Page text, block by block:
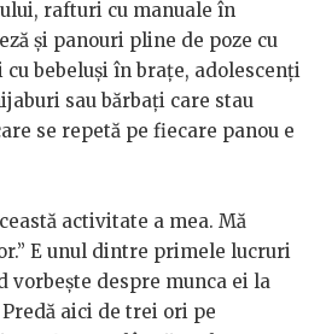
rafturi cu manuale în
și panouri pline de poze cu
bebeluși în brațe, adolescenți
sau bărbați care stau
se repetă pe fiecare panou e
activitate a mea. Mă
E unul dintre primele lucruri
vorbește despre munca ei la
aici de trei ori pe